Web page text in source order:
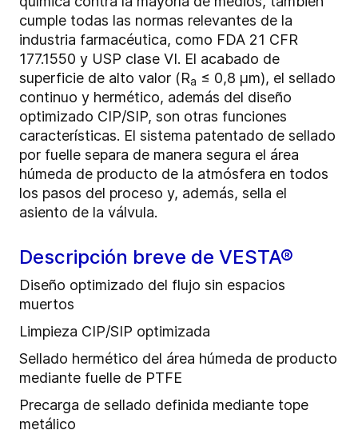
cumple todas las normas relevantes de la
industria farmacéutica, como FDA 21 CFR
177.1550 y USP clase VI. El acabado de
superficie de alto valor (Ra ≤ 0,8 μm), el sellado
continuo y hermético, además del diseño
optimizado CIP/SIP, son otras funciones
características. El sistema patentado de sellado
por fuelle separa de manera segura el área
húmeda de producto de la atmósfera en todos
los pasos del proceso y, además, sella el
asiento de la válvula.
Descripción breve de VESTA®
Diseño optimizado del flujo sin espacios
muertos
Limpieza CIP/SIP optimizada
Sellado hermético del área húmeda de producto
mediante fuelle de PTFE
Precarga de sellado definida mediante tope
metálico